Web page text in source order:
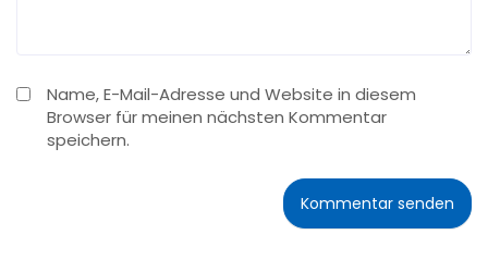
Name, E-Mail-Adresse und Website in diesem
Browser für meinen nächsten Kommentar
speichern.